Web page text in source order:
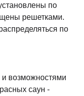
по
решетками.
по
и возможностями
саун -